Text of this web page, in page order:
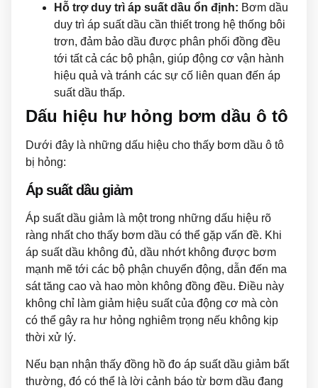
Hỗ trợ duy trì áp suất dầu ổn định: Bơm dầu
duy trì áp suất dầu cần thiết trong hệ thống bôi
trơn, đảm bảo dầu được phân phối đồng đều
tới tất cả các bộ phận, giúp động cơ vận hành
hiệu quả và tránh các sự cố liên quan đến áp
suất dầu thấp.
Dấu hiệu hư hỏng bơm dầu ô tô
Dưới đây là những dấu hiệu cho thấy bơm dầu ô tô
bị hỏng:
Áp suất dầu giảm
Áp suất dầu giảm là một trong những dấu hiệu rõ
ràng nhất cho thấy bơm dầu có thể gặp vấn đề. Khi
áp suất dầu không đủ, dầu nhớt không được bơm
mạnh mẽ tới các bộ phận chuyển động, dẫn đến ma
sát tăng cao và hao mòn không đồng đều. Điều này
không chỉ làm giảm hiệu suất của động cơ mà còn
có thể gây ra hư hỏng nghiêm trọng nếu không kịp
thời xử lý.
Nếu bạn nhận thấy đồng hồ đo áp suất dầu giảm bất
thường, đó có thể là lời cảnh báo từ bơm dầu đang